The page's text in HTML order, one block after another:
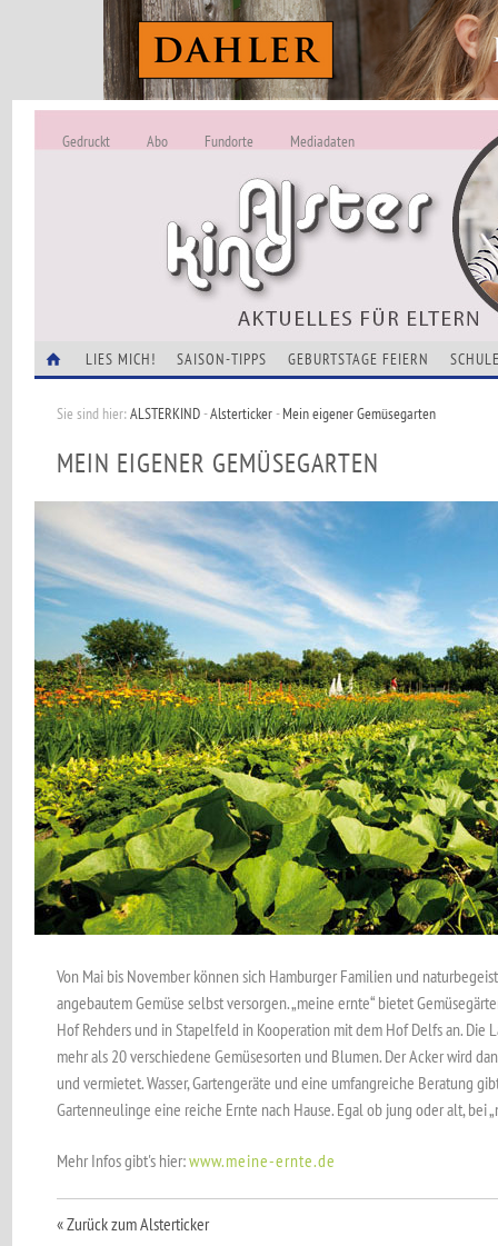
ALSTERKIND -
Alles Neu
Gedruckt Abo Fundorte Mediadaten
LIES MICH! SAISON-TIPPS GEBURTSTAGE FEIERN
Sie sind hier:ALSTERKIND-Alsterticker-Mein eigener Gemüsegarten
MEIN EIGENER GEMÜSEGARTEN
Von Mai bis November können sich Hamburger Familien und
angebautem Gemüse selbst versorgen. „meine ernte“ bietet
Hof Rehders und in Stapelfeld in Kooperation mit dem Hof Delfs an. Die
mehr als 20 verschiedene Gemüsesorten und Blumen. Der Acker wird
und vermietet. Wasser, Gartengeräte und eine umfangreiche Beratung
Gartenneulinge eine reiche Ernte nach Hause. Egal ob jung oder alt, bei
Mehr Infos gibt's hier:www.meine-ernte.de
« Zurück zum Alsterticker